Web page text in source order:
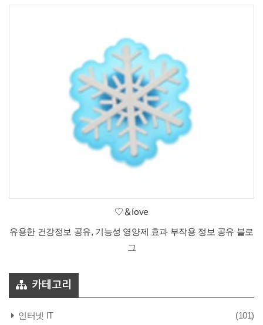
♡＆íove
유용한 건강정보 공유, 기능성 영양제 효과 부작용 정보 공유 블로
그
카테고리
인터넷 IT
(101)